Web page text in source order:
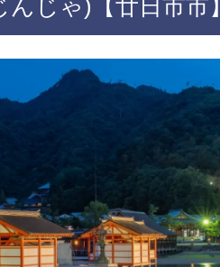
じゃ)【廿日市市】